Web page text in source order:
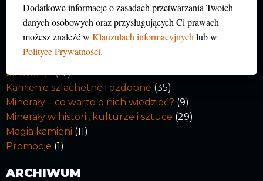
BLOG O MINERAŁACH, KAMIENIACH
SZLACHETNYCH I JUBILERSTWIE
Co nowego w muzeum?(14)
Jak kupować minerały, kamienie szlachetne i
biżuterię?(17)
Kamienie szlachetne i ozdobne (35)
Minerały – co warto o nich wiedzieć? (9)
Minerały w historii, kulturze i sztuce (29)
Magia kamieni (11)
Promocje (1)
ARCHIWUM
Dodatkowe informacje o zasadach przetwarzania Twoich
danych osobowych oraz przysługujących Ci prawach
możesz znaleźć wKlauzulach informacyjnych lub w
Polityce Prywatności.